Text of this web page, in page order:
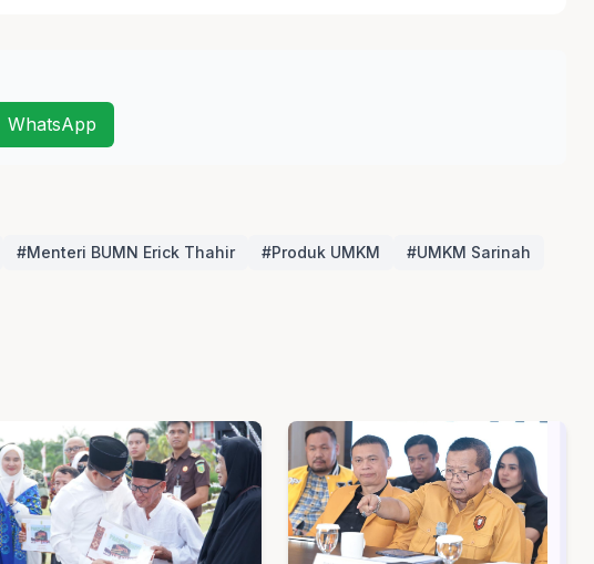
WhatsApp
#Menteri BUMN Erick Thahir #Produk UMKM
#UMKM Sarinah